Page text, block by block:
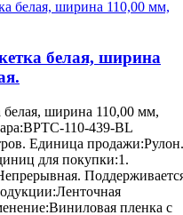
белая, ширина
ширина 110,00 мм,
110-439-BL
Единица продажи:Рулон.
для покупки:1.
пленка с